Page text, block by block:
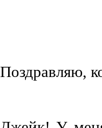
Поздравляю,